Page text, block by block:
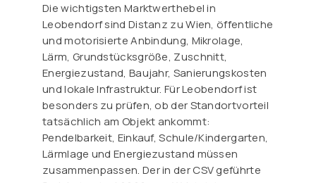
Die wichtigsten Marktwerthebel in
Leobendorf sind Distanz zu Wien, öffentliche
und motorisierte Anbindung, Mikrolage,
Lärm, Grundstücksgröße, Zuschnitt,
Energiezustand, Baujahr, Sanierungskosten
und lokale Infrastruktur. Für Leobendorf ist
besonders zu prüfen, ob der Standortvorteil
tatsächlich am Objekt ankommt:
Pendelbarkeit, Einkauf, Schule/Kindergarten,
Lärmlage und Energiezustand müssen
zusammenpassen. Der in der CSV geführte